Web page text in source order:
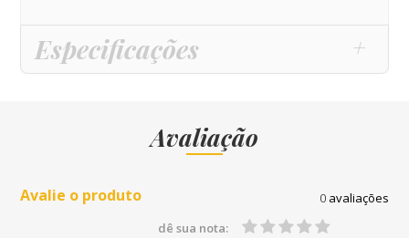
Especificações
Avaliação
Avalie o produto 0avaliações
dê sua nota: